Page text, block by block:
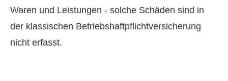
Waren und Leistungen - solche Schäden sind in
der klassischen Betriebshaftpflichtversicherung
nicht erfasst.